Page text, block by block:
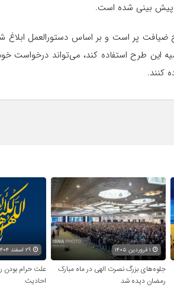
پیش بینی شده است.
پر است و بر اساس دستورالعمل ابلاغ
این طرح استفاده کند، می‌تواند درخواست
کنند.
جلوه‌های بزرگ نصرت الهی در ماه مبارک
رمضان دیده شد
علت حرام بودن
احادیث